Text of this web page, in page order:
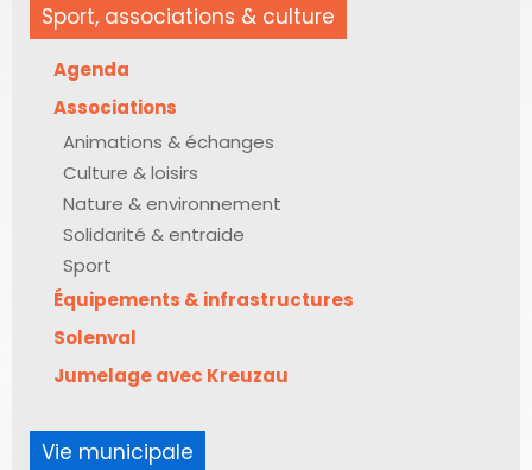
Sport, associations & culture
Agenda
Associations
Animations & échanges
Culture & loisirs
Nature & environnement
Solidarité & entraide
Sport
Équipements & infrastructures
Solenval
Jumelage avec Kreuzau
Vie municipale